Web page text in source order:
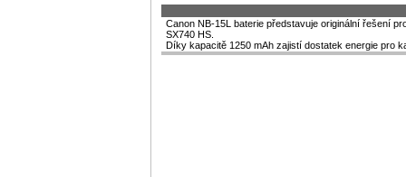
Canon NB-15L baterie představuje originální řešení
SX740 HS.
Díky kapacitě 1250 mAh zajistí dostatek energie pro